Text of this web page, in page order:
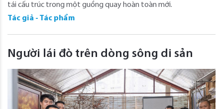
tái cấu trúc trong một guồng quay hoàn toàn mới.
Tác giả - Tác phẩm
Người lái đò trên dòng sông di sản